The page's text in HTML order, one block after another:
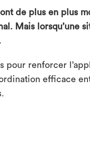
de plus en plus
Mais lorsqu’une
pour renforcer
efficace